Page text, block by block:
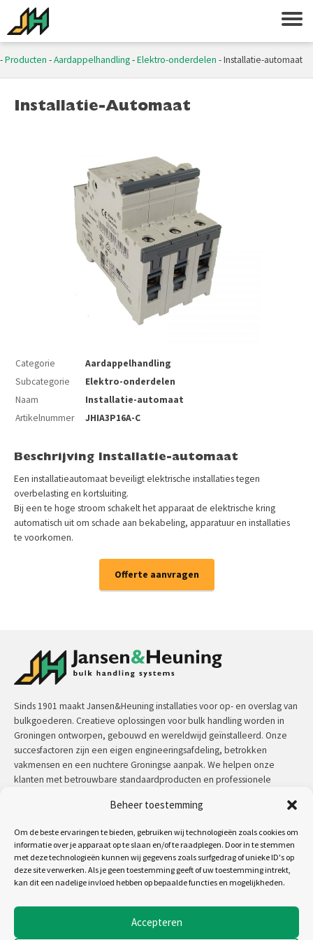
Beheer toestemming
Om de beste ervaringen te bieden, gebruiken wij technologieën zoals cookies om
informatie over je apparaat op te slaan en/of te raadplegen. Door in te stemmen
met deze technologieën kunnen wij gegevens zoals surfgedrag of unieke ID's op
deze site verwerken. Als je geen toestemming geeft of uw toestemming intrekt,
kan dit een nadelige invloed hebben op bepaalde functies en mogelijkheden.
Accepteren
Producten -Aardappelhandling-Elektro-onderdelen -Installatie-automaat
Installatie-Automaat
Categorie
Aardappelhandling
Subcategorie
Elektro-onderdelen
Naam
Installatie-automaat
Artikelnummer
JHIA3P16A-C
Beschrijving Installatie-automaat
Een installatieautomaat beveiligt elektrische installaties tegen
overbelasting en kortsluiting.
Bij een te hoge stroom schakelt het apparaat de elektrische kring
automatisch uit om schade aan bekabeling, apparatuur en installaties
te voorkomen.
Offerte aanvragen
Sinds 1901 maakt Jansen&Heuning installaties voor op- en overslag van
bulkgoederen. Creatieve oplossingen voor bulk handling worden in
Groningen ontworpen, gebouwd en wereldwijd geïnstalleerd. Onze
succesfactoren zijn een eigen engineeringsafdeling, betrokken
vakmensen en een nuchtere Groningse aanpak. We helpen onze
klanten met betrouwbare standaardproducten en professionele
lees meer
Volg ons op: